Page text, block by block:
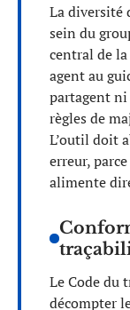
La diversité
sein du
central de
agent au
partagent ni
règles de
L’outil doit
erreur,
alimente
Le Code du
décompter